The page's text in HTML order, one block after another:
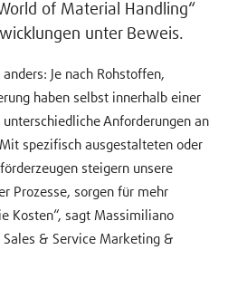
of Material Handling“
unter Beweis.
Je nach Rohstoffen,
haben selbst innerhalb einer
Anforderungen an
spezifisch ausgestalteten oder
steigern unsere
Prozesse, sorgen für mehr
Kosten“, sagt Massimiliano
& Service Marketing &